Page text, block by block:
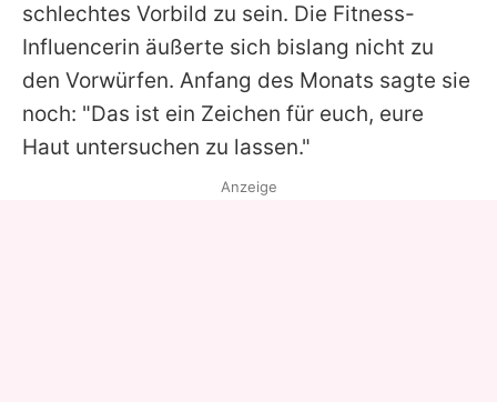
schlechtes Vorbild zu sein. Die Fitness-
Influencerin äußerte sich bislang nicht zu
den Vorwürfen. Anfang des Monats sagte sie
noch: "Das ist ein Zeichen für euch, eure
Haut untersuchen zu lassen."
Anzeige